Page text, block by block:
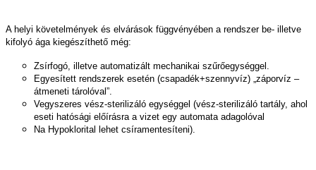
A helyi követelmények és elvárások függvényében a rendszer be- illetve
kifolyó ága kiegészíthető még:
Zsírfogó, illetve automatizált mechanikai szűrőegységgel.
Egyesített rendszerek esetén (csapadék+szennyvíz) „záporvíz –
átmeneti tárolóval”.
Vegyszeres vész-sterilizáló egységgel (vész-sterilizáló tartály, ahol
eseti hatósági előírásra a vizet egy automata adagolóval
Na Hypoklorital lehet csíramentesíteni).